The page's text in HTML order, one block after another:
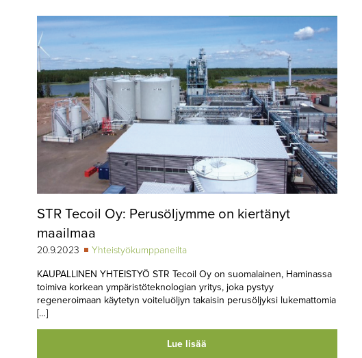
STR Tecoil Oy: Perusöljymme on kiertänyt
maailmaa
20.9.2023 Yhteistyökumppaneilta
KAUPALLINEN YHTEISTYÖ STR Tecoil Oy on suomalainen, Haminassa
toimiva korkean ympäristöteknologian yritys, joka pystyy
regeneroimaan käytetyn voiteluöljyn takaisin perusöljyksi lukemattomia
[…]
Lue lisää